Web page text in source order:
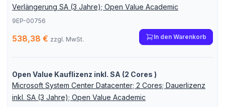
Verlängerung SA (3 Jahre); Open Value Academic
9EP-00756
538,38 € zzgl. MwSt. In den Warenkorb
Open Value Kauflizenz inkl. SA (2 Cores )
Microsoft System Center Datacenter; 2 Cores; Dauerlizenz
inkl. SA (3 Jahre); Open Value Academic